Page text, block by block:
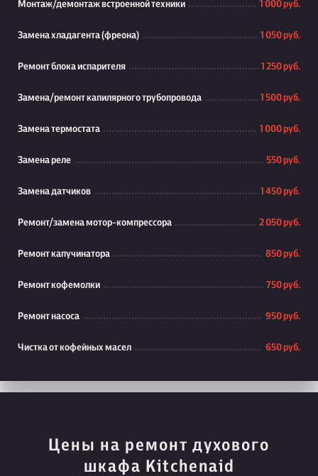
Монтаж/демонтаж встроенной техники 1 000 руб.
Замена хладагента (фреона) 1 050 руб.
Ремонт блока испарителя 1 250 руб.
Замена/ремонт капилярного трубопровода 1 500 руб.
Замена термостата 1 000 руб.
Замена реле 550 руб.
Замена датчиков 1 450 руб.
Ремонт/замена мотор-компрессора 2 050 руб.
Ремонт капучинатора 850 руб.
Ремонт кофемолки 750 руб.
Ремонт насоса 950 руб.
Чистка от кофейных масел 650 руб.
Цены на ремонт духового
шкафа Kitchenaid